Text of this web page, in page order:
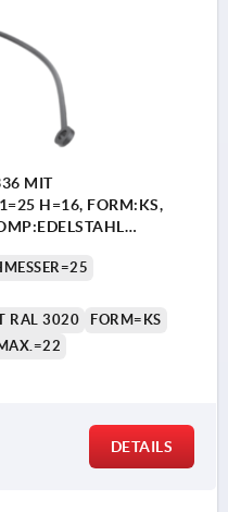
MIT
H=16, FORM:KS,
RAL 3020
FORM=KS
DETAILS